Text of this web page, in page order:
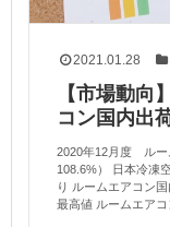
2021.01.28
【市場動向
コン国内出
2020年12月度 ルー
108.6%） 日本冷凍
り ルームエアコン
最高値 ルームエアコ